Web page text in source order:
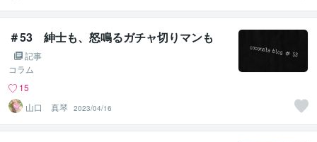
＃53 紳士も、怒鳴るガチャ切りマンも
記事
コラム
15
山口 真琴
2023/04/16